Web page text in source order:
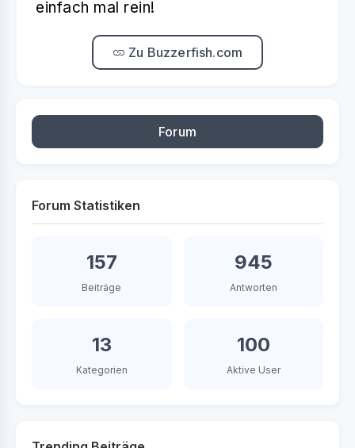
einfach mal rein!
Zu Buzzerfish.com
Forum
Forum Statistiken
157
Beiträge
945
Antworten
13
Kategorien
100
Aktive User